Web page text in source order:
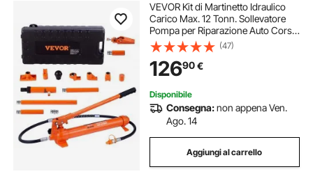
VEVOR Kit di Martinetto Idraulico
Carico Max. 12 Tonn. Sollevatore
Pompa per Riparazione Auto Corsa
da 135 mm, Kit Utensili Sollevatore
Idraulico Tipo d'Olio HV15 Cilindro
Q235B Anello di Tenuta TPU
(47)
12690€
Disponibile
Consegna:non appena Ven.
Ago. 14
Aggiungi al carrello